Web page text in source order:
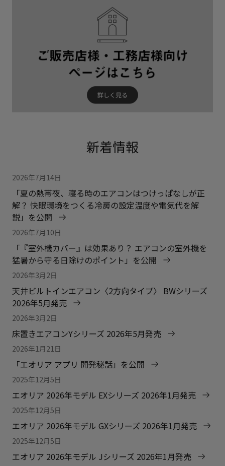
新着情報
2026年7月14日
「夏の熱帯夜、寝る時のエアコンはつけっぱなしが正
解？ 快眠環境をつくる冷房の設定温度や電気代を解
説」を公開
2026年7月10日
「『室外機カバー』は効果あり？ エアコンの室外機を
猛暑から守る日除けのポイント」を公開
2026年3月2日
天井ビルトインエアコン〈2方向タイプ〉 BWシリーズ
2026年5月発売
2026年3月2日
床置きエアコンYシリーズ 2026年5月発売
2026年1月21日
「エオリア アプリ 開発秘話」を公開
2025年12月5日
エオリア 2026年モデル EXシリーズ 2026年1月発売
2025年12月5日
エオリア 2026年モデル GXシリーズ 2026年1月発売
2025年12月5日
エオリア 2026年モデル Jシリーズ 2026年1月発売